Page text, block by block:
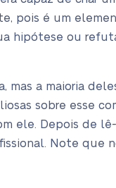
pois é um
hipótese ou
mas a maioria
sobre esse
ele. Depois de
Note que